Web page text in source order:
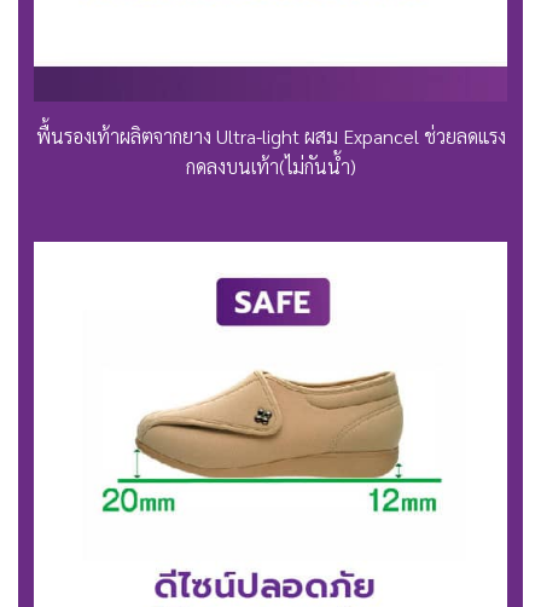
พื้นรองเท้าผลิตจากยาง Ultra-light ผสม Expancel ช่วยลดแรง
กดลงบนเท้า(ไม่กันน้ำ)